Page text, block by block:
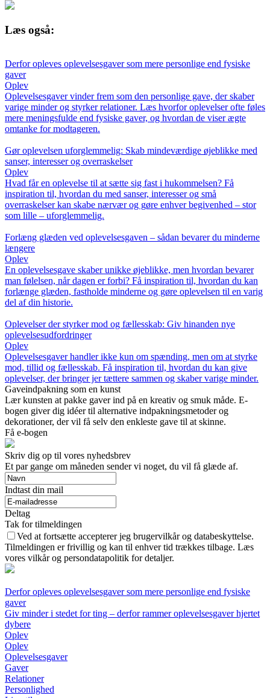
Læs også:
Derfor opleves oplevelsesgaver som mere personlige end fysiske
gaver
Oplev
Oplevelsesgaver vinder frem som den personlige gave, der skaber
varige minder og styrker relationer. Læs hvorfor oplevelser ofte føles
mere meningsfulde end fysiske gaver, og hvordan de viser ægte
omtanke for modtageren.
Gør oplevelsen uforglemmelig: Skab mindeværdige øjeblikke med
sanser, interesser og overraskelser
Oplev
Hvad får en oplevelse til at sætte sig fast i hukommelsen? Få
inspiration til, hvordan du med sanser, interesser og små
overraskelser kan skabe nærvær og gøre enhver begivenhed – stor
som lille – uforglemmelig.
Forlæng glæden ved oplevelsesgaven – sådan bevarer du minderne
længere
Oplev
En oplevelsesgave skaber unikke øjeblikke, men hvordan bevarer
man følelsen, når dagen er forbi? Få inspiration til, hvordan du kan
forlænge glæden, fastholde minderne og gøre oplevelsen til en varig
del af din historie.
Oplevelser der styrker mod og fællesskab: Giv hinanden nye
oplevelsesudfordringer
Oplev
Oplevelsesgaver handler ikke kun om spænding, men om at styrke
mod, tillid og fællesskab. Få inspiration til, hvordan du kan give
oplevelser, der bringer jer tættere sammen og skaber varige minder.
Gaveindpakning som en kunst
Lær kunsten at pakke gaver ind på en kreativ og smuk måde. E-
bogen giver dig idéer til alternative indpakningsmetoder og
dekorationer, der vil få selv den enkleste gave til at skinne.
Få e-bogen
Skriv dig op til vores nyhedsbrev
Et par gange om måneden sender vi noget, du vil få glæde af.
Indtast din mail
Deltag
Tak for tilmeldingen
Ved at fortsætte accepterer jeg brugervilkår og databeskyttelse.
Tilmeldingen er frivillig og kan til enhver tid trækkes tilbage. Læs
vores vilkår og persondatapolitik for detaljer.
Derfor opleves oplevelsesgaver som mere personlige end fysiske
gaver
Giv minder i stedet for ting – derfor rammer oplevelsesgaver hjertet
dybere
Oplev
Oplev
Oplevelsesgaver
Gaver
Relationer
Personlighed